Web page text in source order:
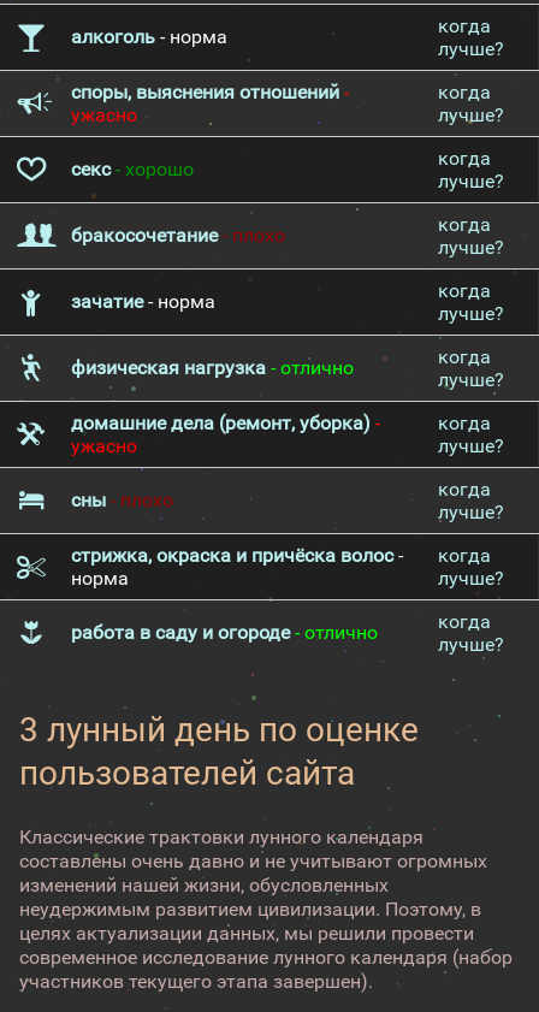
алкоголь - норма
когда
лучше?
споры, выяснения отношений -
ужасно
когда
лучше?
секс- хорошо
когда
лучше?
бракосочетание- плохо
когда
лучше?
зачатие- норма
когда
лучше?
физическая нагрузка - отлично
когда
лучше?
домашние дела (ремонт, уборка) -
ужасно
когда
лучше?
сны - плохо
когда
лучше?
стрижка, окраска и причёска волос-
норма
когда
лучше?
работа в саду и огороде- отлично
когда
лучше?
3 лунный день по оценке
пользователей сайта
Классические трактовки лунного календаря
составлены очень давно и не учитывают огромных
изменений нашей жизни, обусловленных
неудержимым развитием цивилизации. Поэтому, в
целях актуализации данных, мы решили провести
современное исследование лунного календаря (набор
участников текущего этапа завершен).